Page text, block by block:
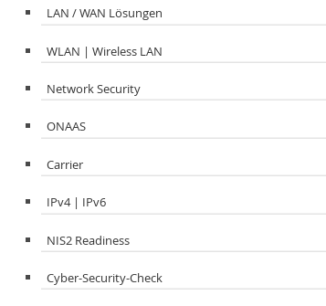
LAN / WAN Lösungen
WLAN | Wireless LAN
Network Security
ONAAS
Carrier
IPv4 | IPv6
NIS2 Readiness
Cyber-Security-Check